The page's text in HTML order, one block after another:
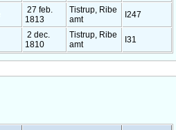
27 feb.
1813
Tistrup, Ribe
amt
I247
2 dec.
1810
Tistrup, Ribe
amt
I31